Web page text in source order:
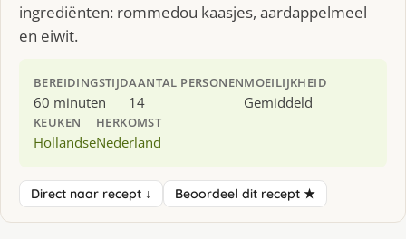
ingrediënten: rommedou kaasjes, aardappelmeel
en eiwit.
BEREIDINGSTIJD
60 minuten
AANTAL PERSONEN
14
MOEILIJKHEID
Gemiddeld
KEUKEN
Hollandse
HERKOMST
Nederland
Direct naar recept ↓ Beoordeel dit recept ★